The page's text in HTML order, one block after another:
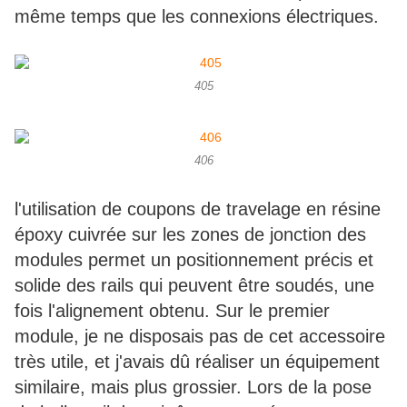
même temps que les connexions électriques.
405
406
l'utilisation de coupons de travelage en résine
époxy cuivrée sur les zones de jonction des
modules permet un positionnement précis et
solide des rails qui peuvent être soudés, une
fois l'alignement obtenu. Sur le premier
module, je ne disposais pas de cet accessoire
très utile, et j'avais dû réaliser un équipement
similaire, mais plus grossier. Lors de la pose